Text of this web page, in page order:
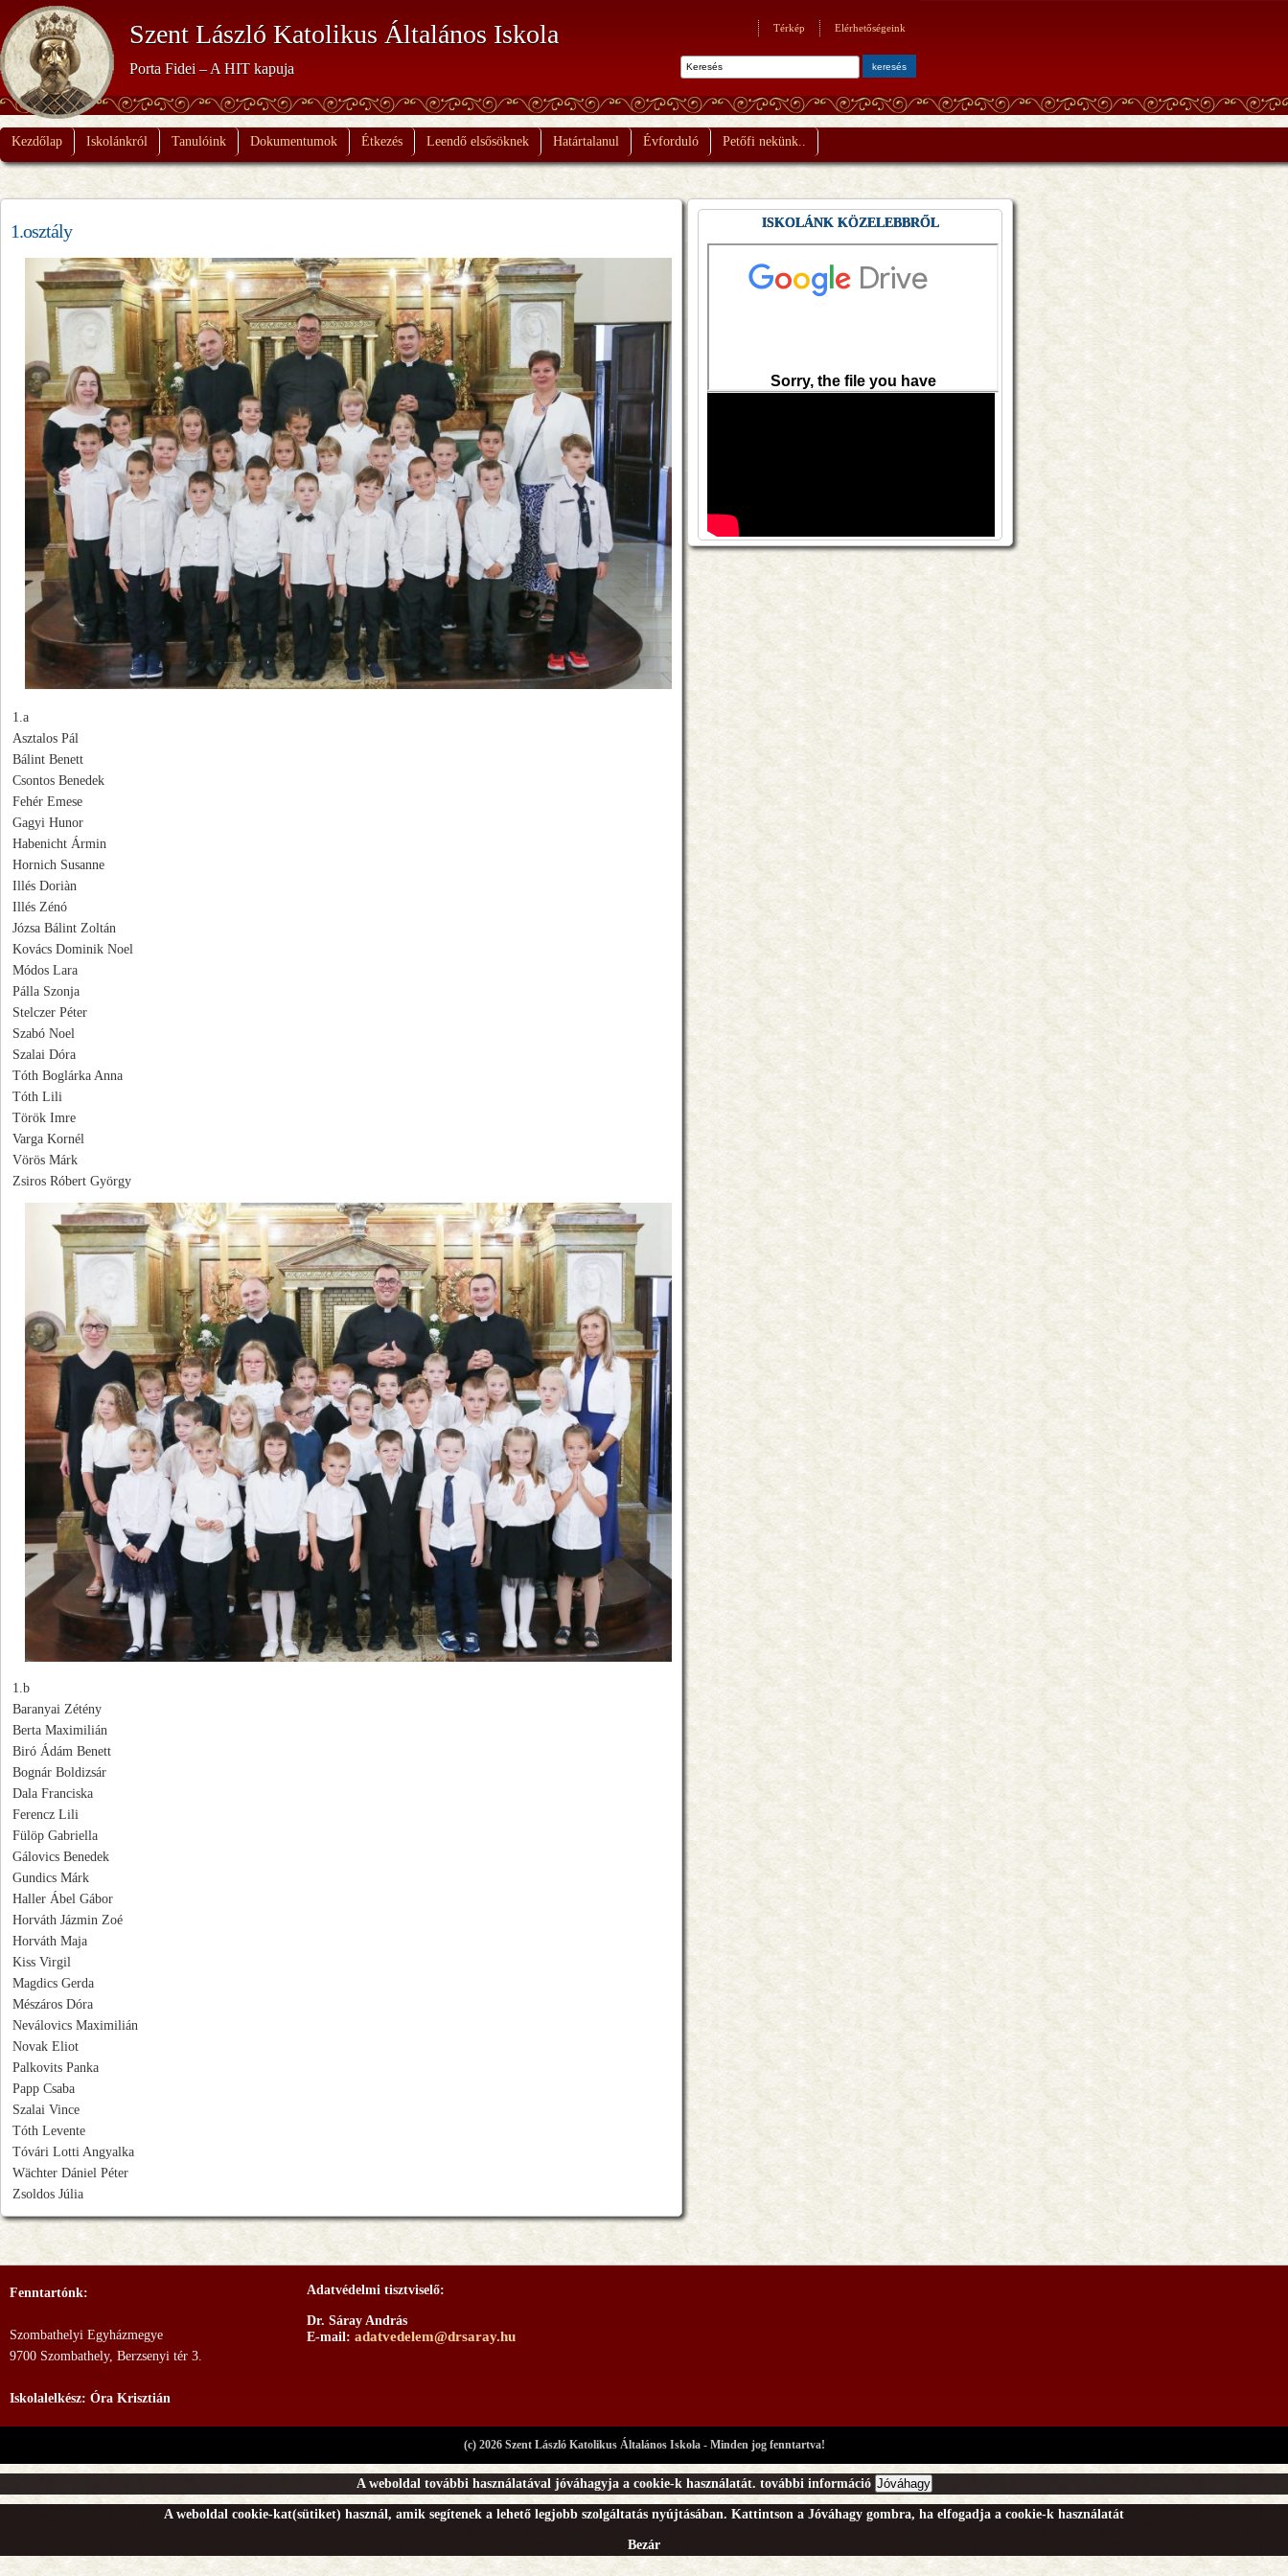
Elérhetőségeink
Térkép
Szent László Katolikus Általános Iskola
Porta Fidei – A HIT kapuja
Kezdőlap Iskolánkról Tanulóink Dokumentumok Étkezés Leendő elsősöknek Határtalanul Évforduló Petőfi nekünk..
1.osztály
1.a
Asztalos Pál
Bálint Benett
Csontos Benedek
Fehér Emese
Gagyi Hunor
Habenicht Ármin
Hornich Susanne
Illés Doriàn
Illés Zénó
Józsa Bálint Zoltán
Kovács Dominik Noel
Módos Lara
Pálla Szonja
Stelczer Péter
Szabó Noel
Szalai Dóra
Tóth Boglárka Anna
Tóth Lili
Török Imre
Varga Kornél
Vörös Márk
Zsiros Róbert György
1.b
Baranyai Zétény
Berta Maximilián
Biró Ádám Benett
Bognár Boldizsár
Dala Franciska
Ferencz Lili
Fülöp Gabriella
Gálovics Benedek
Gundics Márk
Haller Ábel Gábor
Horváth Jázmin Zoé
Horváth Maja
Kiss Virgil
Magdics Gerda
Mészáros Dóra
Neválovics Maximilián
Novak Eliot
Palkovits Panka
Papp Csaba
Szalai Vince
Tóth Levente
Tóvári Lotti Angyalka
Wächter Dániel Péter
Zsoldos Júlia
ISKOLÁNK KÖZELEBBRŐL
Fenntartónk:
Szombathelyi Egyházmegye
9700 Szombathely, Berzsenyi tér 3.
Iskolalelkész: Óra Krisztián
Adatvédelmi tisztviselő:
Dr. Sáray András
E-mail: adatvedelem@drsaray.hu
(c) 2026 Szent László Katolikus Általános Iskola - Minden jog fenntartva!
A weboldal további használatával jóváhagyja a cookie-k használatát. további információ Jóváhagy
A weboldal cookie-kat(sütiket) használ, amik segítenek a lehető legjobb szolgáltatás nyújtásában. Kattintson a Jóváhagy gombra, ha elfogadja a cookie-k használatát
Bezár